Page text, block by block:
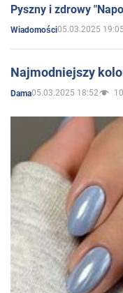
Pyszny i zdrowy
Wiadomości05.03.2025 19:05
Najmodniejszy
Dama05.03.2025 18:52 10